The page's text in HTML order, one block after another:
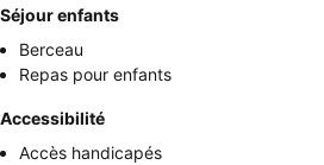
Séjour enfants
Berceau
Repas pour enfants
Accessibilité
Accès handicapés